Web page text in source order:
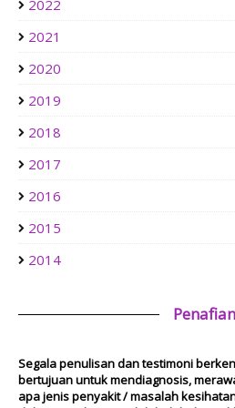
Brunch in Bandar Sri Menjalara
Mesyuarat Badan Kebajikan
1 week ago
Show All
2022
2021
2020
2019
2018
2017
2016
2015
2014
Penafian
Segala penulisan dan testimoni
bertujuan untuk mendiagnosis,
apa jenis penyakit / masalah